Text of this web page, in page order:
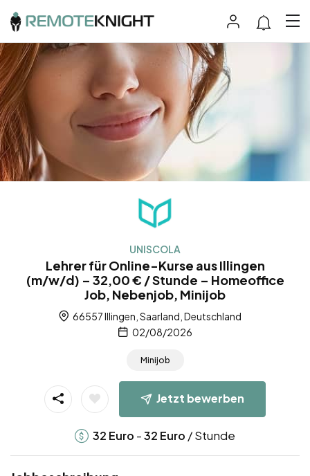
UNISCOLA
Lehrer für Online-Kurse aus Illingen
(m/w/d) – 32,00 € / Stunde – Homeoffice
Job, Nebenjob, Minijob
66557 Illingen, Saarland, Deutschland
02/08/2026
Minijob
Jetzt bewerben
32 Euro -32 Euro / Stunde